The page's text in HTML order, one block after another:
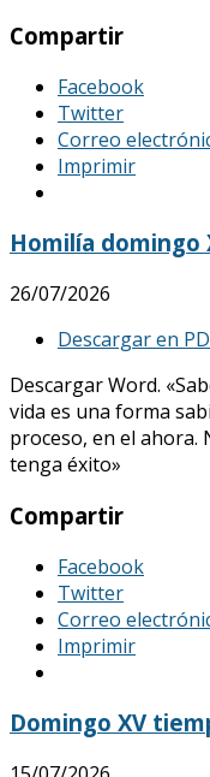
Compartir
Facebook
Twitter
Correo
Imprimir
Homilía domingo
26/07/2026
Descargar en
Descargar Word.
vida es una forma
proceso, en el ahora.
tenga éxito»
Compartir
Facebook
Twitter
Correo
Imprimir
Domingo XV